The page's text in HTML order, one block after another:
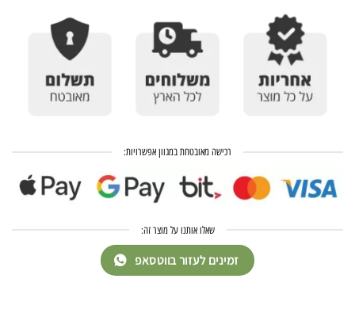
רכישה מאובטחת במגוון אפשרויות:
שאלו אותנו על מוצר זה:
זמינים לעזור בווטסאפ